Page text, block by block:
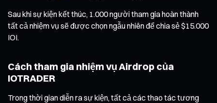
Sau khi sự kiện kết thúc, 1.000 người tham gia hoàn thành
tất cả nhiệm vụ sẽ được chọn ngẫu nhiên để chia sẻ $15.000
IOI.
Cách tham gia nhiệm vụ Airdrop của
IOTRADER
Trong thời gian diễn ra sự kiện, tất cả các thao tác tương